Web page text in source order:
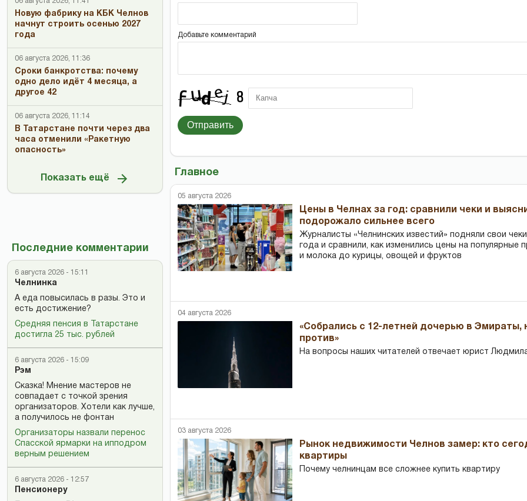
Новую фабрику на КБК Челнов
начнут строить осенью 2027
года
06 августа 2026, 11:36
Сроки банкротства: почему
одно дело идёт 4 месяца, а
другое 42
06 августа 2026, 11:14
В Татарстане почти через два
часа отменили «Ракетную
опасность»
Показать ещё
Последние комментарии
6 августа 2026 - 15:11
Челнинка
А еда повысилась в разы. Это и
есть достижение?
Средняя пенсия в Татарстане
достигла 25 тыс. рублей
6 августа 2026 - 15:09
Рэм
Сказка! Мнение мастеров не
совпадает с точкой зрения
организаторов. Хотели как лучше,
а получилось не фонтан
Организаторы назвали перенос
Спасской ярмарки на ипподром
верным решением
6 августа 2026 - 12:57
Пенсионеру
Добавьте комментарий
Отправить
Главное
05 августа 2026
Цены в Челнах за год: сравнили чеки и
подорожало сильнее всего
Журналисты «Челнинских известий» подняли свои
года и сравнили, как изменились цены на популярные
и молока до курицы, овощей и фруктов
04 августа 2026
«Собрались с 12-летней дочерью в
против»
На вопросы наших читателей отвечает юрист
03 августа 2026
Рынок недвижимости Челнов замер: кто
квартиры
Почему челнинцам все сложнее купить квартиру